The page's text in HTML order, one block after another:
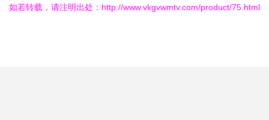
如若转载，请注明出处：http://www.vkgvwmtv.com/product/75.html